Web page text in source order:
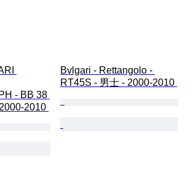
- BB 38
2010
Bvlgari - Rettangolo -
RT45S - 男士 - 2000-2010